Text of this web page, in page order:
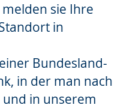
sie Ihre
in
Bundesland-
in der man nach
in unserem